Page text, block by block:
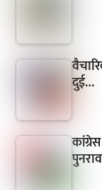
दुई…